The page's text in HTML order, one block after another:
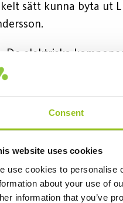
Consent
website uses cookies
use cookies to personalise
about your use of
information that you’ve
sätt kunna byta ut
elektriska
och i de flesta
den även i
tuffare miljöer med